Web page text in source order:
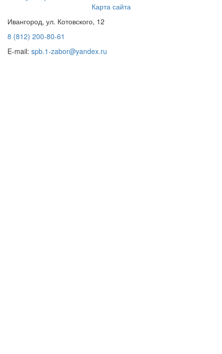
Карта сайта
Ивангород, ул. Котовского, 12
8 (812) 200-80-61
E-mail: spb.1-zabor@yandex.ru